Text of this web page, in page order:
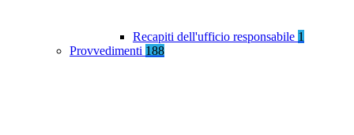
Recapiti dell'ufficio responsabile 1
Provvedimenti 188